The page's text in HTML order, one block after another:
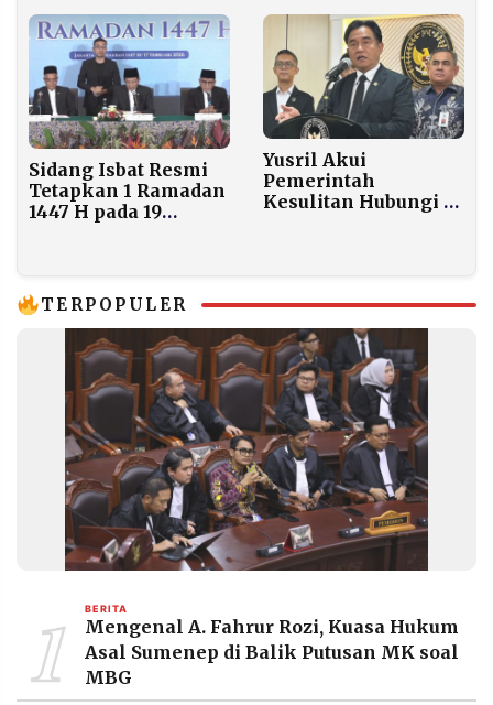
Tahun
Sidang Isbat Resmi
Tetapkan 1 Ramadan
1447 H pada 19
Yusril Akui
Pemerintah
Kesulitan Hubungi 5
TERPOPULER
1 BERITA
Mengenal A. Fahrur Rozi, Kuasa Hukum
Asal Sumenep di Balik Putusan MK soal
MBG